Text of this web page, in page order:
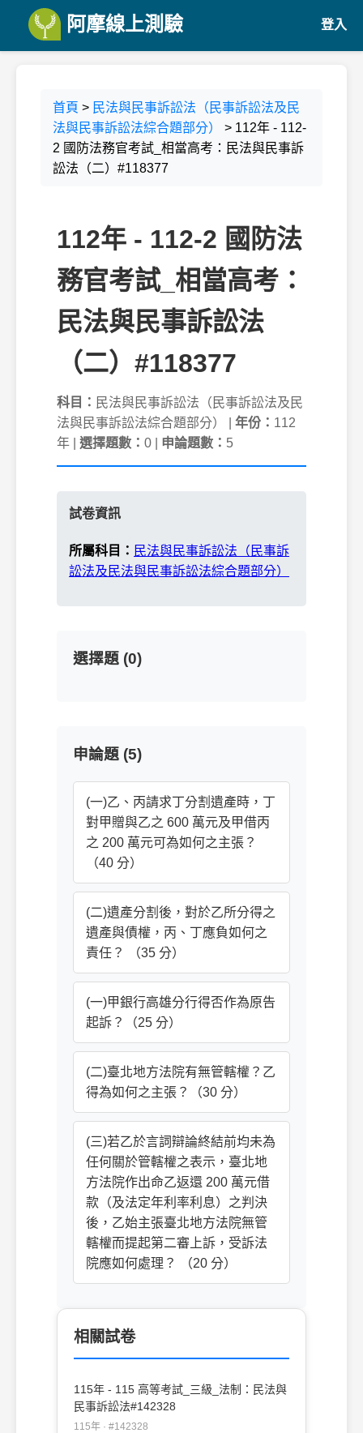
阿摩線上測驗 登入
首頁 > 民法與民事訴訟法（民事訴訟法及民
法與民事訴訟法綜合題部分）
> 112年 - 112-
2 國防法務官考試_相當高考：民法與民事訴
訟法（二）#118377
112年 - 112-2 國防法
務官考試_相當高考：
民法與民事訴訟法
（二）#118377
科目： 民法與民事訴訟法（民事訴訟法及民
法與民事訴訟法綜合題部分） | 年份： 112
年 | 選擇題數： 0 | 申論題數： 5
試卷資訊
所屬科目： 民法與民事訴訟法（民事訴
訟法及民法與民事訴訟法綜合題部分）
選擇題 (0)
申論題 (5)
(一)乙、丙請求丁分割遺產時，丁
對甲贈與乙之 600 萬元及甲借丙
之 200 萬元可為如何之主張？
（40 分）
(二)遺產分割後，對於乙所分得之
遺產與債權，丙、丁應負如何之
責任？ （35 分）
(一)甲銀行高雄分行得否作為原告
起訴？（25 分）
(二)臺北地方法院有無管轄權？乙
得為如何之主張？（30 分）
(三)若乙於言詞辯論終結前均未為
任何關於管轄權之表示，臺北地
方法院作出命乙返還 200 萬元借
款（及法定年利率利息）之判決
後，乙始主張臺北地方法院無管
轄權而提起第二審上訴，受訴法
院應如何處理？ （20 分）
相關試卷
115年 - 115 高等考試_三級_法制：民法與
民事訴訟法#142328
115年 · #142328